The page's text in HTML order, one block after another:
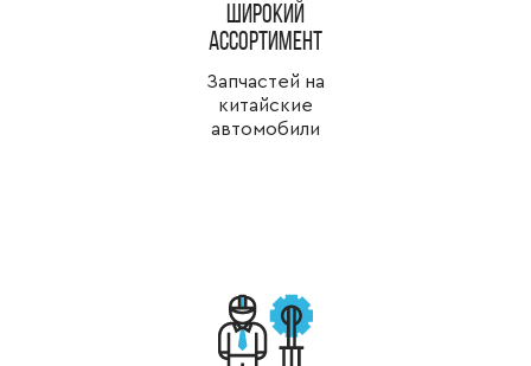
широкий
ассортимент
Запчастей на
китайские
автомобили